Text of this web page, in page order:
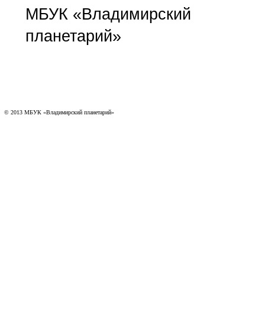
МБУК «Владимирский
планетарий»
© 2013 МБУК «Владимирский планетарий»